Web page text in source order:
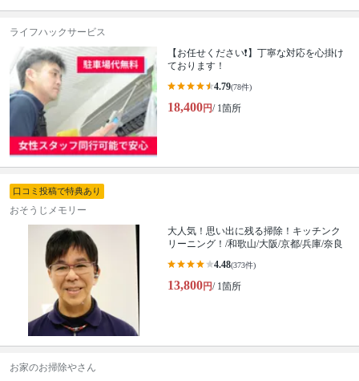
ライフハックサービス
【お任せください❗️】丁寧な対応を心掛け
ております！
4.79(78件)
18,400円/ 1箇所
口コミ投稿で特典あり
おそうじメモリー
大人気！思い出に残る掃除！キッチンク
リーニング！/和歌山/大阪/京都/兵庫/奈良
4.48(373件)
13,800円/ 1箇所
お家のお掃除やさん